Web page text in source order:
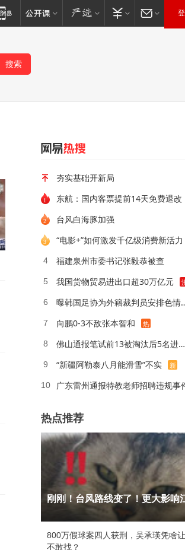
夯实基础开新局
东航：国内客票提前14天免费退改
台风白海豚加强
3
“电影+”如何激发千亿级消费新活力
4 福建泉州市委书记张毅恭被查
5 我国货物贸易进出口超30万亿元
6 曝韩国足协为
7 向鹏0-3不敌张本智和 热
8 佛山通报笔试前13被淘汰后5名进体检
9 “新疆阿勒泰八月能滑雪”不实 新
10 广东雷州通报特教老师招聘违规事
热点推荐
刚刚！台风路线变了！更大影响
800万假球案四人获刑，吴承瑛凭啥
不敢找？